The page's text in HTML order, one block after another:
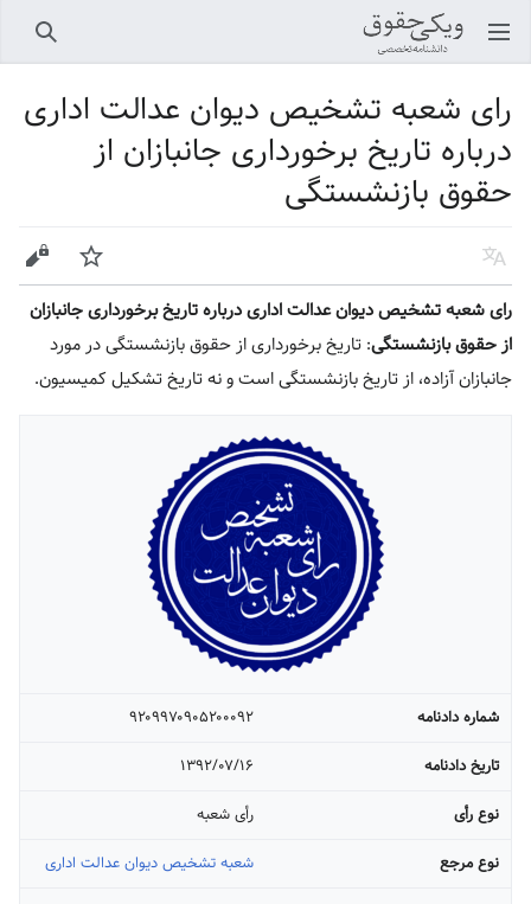
باز کردن منو اصلی جستجو
رای شعبه تشخیص دیوان عدالت اداری
درباره تاریخ برخورداری جانبازان از
حقوق بازنشستگی
زبان پیگیری ویرایش
رای شعبه تشخیص دیوان عدالت اداری درباره تاریخ برخورداری جانبازان
از حقوق بازنشستگی: تاریخ برخورداری از حقوق بازنشستگی در مورد
جانبازان آزاده، از تاریخ بازنشستگی است و نه تاریخ تشکیل کمیسیون.
شماره دادنامه
۹۲۰۹۹۷۰۹۰۵۲۰۰۰۹۲
تاریخ دادنامه
۱۳۹۲/۰۷/۱۶
نوع رأی
رأی شعبه
نوع مرجع
شعبه تشخیص دیوان عدالت اداری